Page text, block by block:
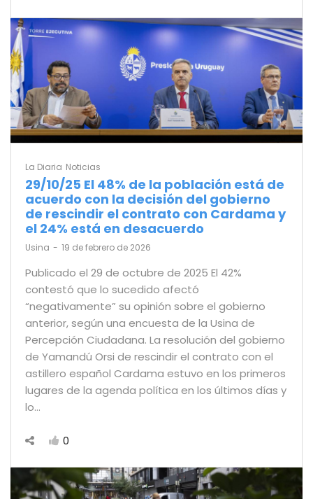
La Diaria Noticias
29/10/25 El 48% de la población está de
acuerdo con la decisión del gobierno
de rescindir el contrato con Cardama y
el 24% está en desacuerdo
by
Usina 19 de febrero de 2026
Publicado el 29 de octubre de 2025 El 42%
contestó que lo sucedido afectó
“negativamente” su opinión sobre el gobierno
anterior, según una encuesta de la Usina de
Percepción Ciudadana. La resolución del gobierno
de Yamandú Orsi de rescindir el contrato con el
astillero español Cardama estuvo en los primeros
lugares de la agenda política en los últimos días y
lo…
0